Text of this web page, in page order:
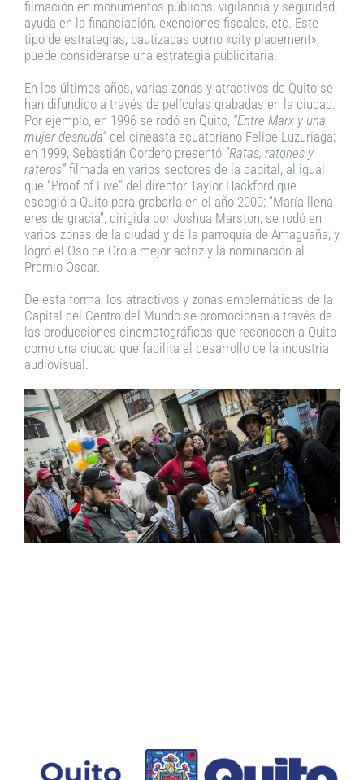
filmación en monumentos públicos, vigilancia y seguridad,
ayuda en la financiación, exenciones fiscales, etc. Este
tipo de estrategias, bautizadas como «city placement»,
puede considerarse una estrategia publicitaria.
En los últimos años, varias zonas y atractivos de Quito se
han difundido a través de películas grabadas en la ciudad.
Por ejemplo, en 1996 se rodó en Quito, “Entre Marx y una
mujer desnuda” del cineasta ecuatoriano Felipe Luzuriaga;
en 1999, Sebastián Cordero presentó “Ratas, ratones y
rateros” filmada en varios sectores de la capital, al igual
que “Proof of Live” del director Taylor Hackford que
escogió a Quito para grabarla en el año 2000; “María llena
eres de gracia”, dirigida por Joshua Marston, se rodó en
varios zonas de la ciudad y de la parroquia de Amaguaña, y
logró el Oso de Oro a mejor actriz y la nominación al
Premio Oscar.
De esta forma, los atractivos y zonas emblemáticas de la
Capital del Centro del Mundo se promocionan a través de
las producciones cinematográficas que reconocen a Quito
como una ciudad que facilita el desarrollo de la industria
audiovisual.